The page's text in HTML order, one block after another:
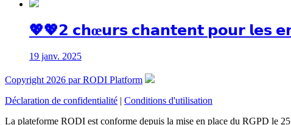
💖💖𝟮 𝗰𝗵œ𝘂𝗿𝘀 𝗰𝗵𝗮𝗻𝘁𝗲𝗻𝘁 𝗽𝗼𝘂𝗿 𝗹𝗲𝘀
19 janv. 2025
Copyright 2026 par RODI Platform
Déclaration de confidentialité | Conditions d'utilisation
La plateforme RODI est conforme depuis la mise en place du RGPD le